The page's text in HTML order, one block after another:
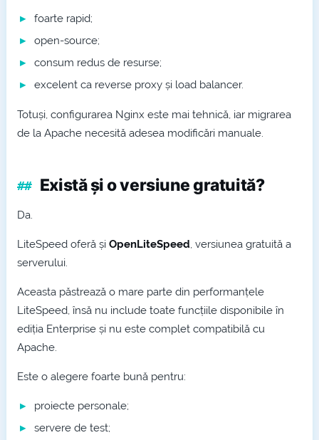
foarte rapid;
open-source;
consum redus de resurse;
excelent ca reverse proxy și load balancer.
Totuși, configurarea Nginx este mai tehnică, iar migrarea
de la Apache necesită adesea modificări manuale.
Există și o versiune gratuită?
Da.
LiteSpeed oferă și OpenLiteSpeed, versiunea gratuită a
serverului.
Aceasta păstrează o mare parte din performanțele
LiteSpeed, însă nu include toate funcțiile disponibile în
ediția Enterprise și nu este complet compatibilă cu
Apache.
Este o alegere foarte bună pentru:
proiecte personale;
servere de test;